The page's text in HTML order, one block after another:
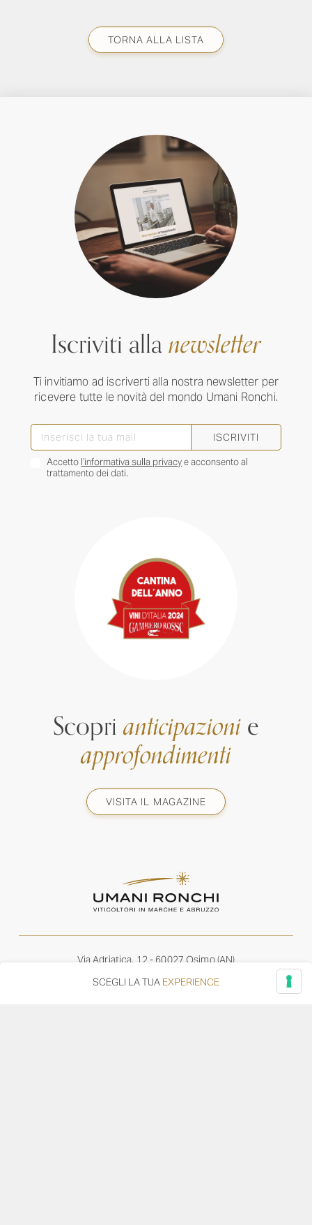
TORNA ALLA LISTA
Iscriviti allanewsletter
Ti invitiamo ad iscriverti alla nostra newsletter per
ricevere tutte le novità del mondo Umani Ronchi.
ISCRIVITI
Accetto l’informativa sulla privacye acconsento al
trattamento dei dati.
Scoprianticipazionie
approfondimenti
VISITA IL MAGAZINE
Via Adriatica, 12 - 60027 Osimo (AN)
wine@umanironchi.it
SCEGLI LA TUA EXPERIENCE